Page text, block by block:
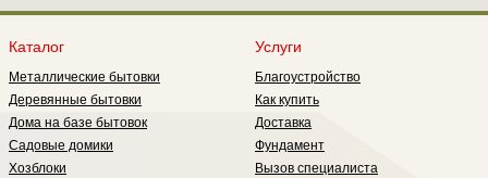
которое обеспечивает практически
очень практичен: вы наверняка
комфортную температуру в
помещениях первого этажа,
самым жарким летом.
Каталог
Металлические бытовки
Деревянные бытовки
Дома на базе бытовок
Садовые домики
Хозблоки
Услуги
Благоустройство
Как купить
Доставка
Фундамент
Вызов специалиста